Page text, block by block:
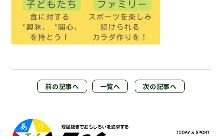
前の記事へ 一覧へ 次の記事へ